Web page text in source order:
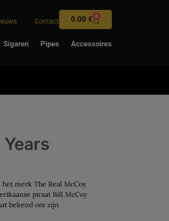
Contact 0.00€ 0
Sigaren Pipes Accessoires
het merk The Real McCoy
piraat Bill McCoy
bekend om zijn